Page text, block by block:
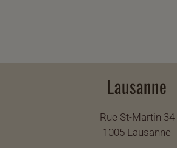
Lausanne
Rue St-Martin 34
1005 Lausanne